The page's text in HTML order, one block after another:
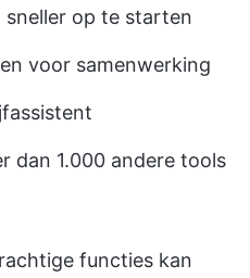
op te starten
voor samenwerking
dan 1.000 andere tools
functies kan